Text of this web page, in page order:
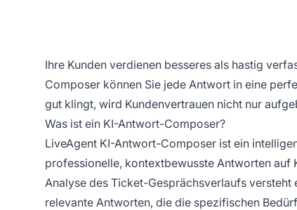
Ihre Kunden verdienen besseres als hastig
Composer können Sie jede Antwort in eine
gut klingt, wird Kundenvertrauen nicht nur
Was ist ein KI-Antwort-Composer?
LiveAgent KI-Antwort-Composer ist ein
professionelle, kontextbewusste Antworten auf
Analyse des Ticket-Gesprächsverlaufs
relevante Antworten, die die spezifischen